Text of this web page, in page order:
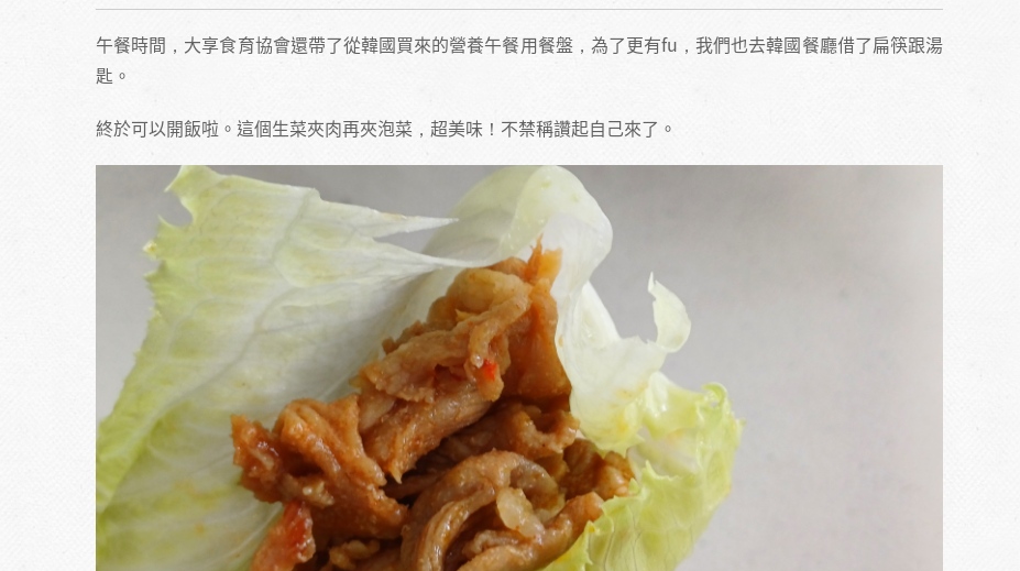
午餐時間，大享食育協會還帶了從韓國買來的營養午餐用餐盤，為了更有fu，我們也去韓國餐廳借了扁筷跟湯
匙。
終於可以開飯啦。這個生菜夾肉再夾泡菜，超美味！不禁稱讚起自己來了。